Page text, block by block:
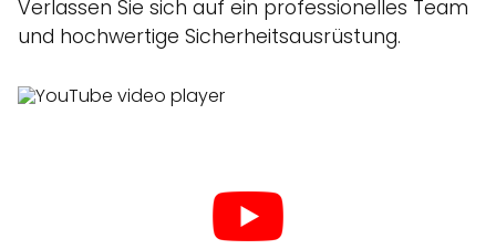
Verlassen Sie sich auf ein professionelles Team
und hochwertige Sicherheitsausrüstung.